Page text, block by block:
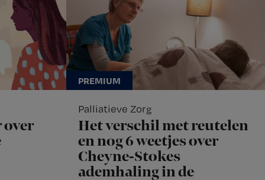
over
Palliatieve Zorg
Het verschil met reutelen
en nog 6 weetjes over
Cheyne-Stokes
ademhaling in de